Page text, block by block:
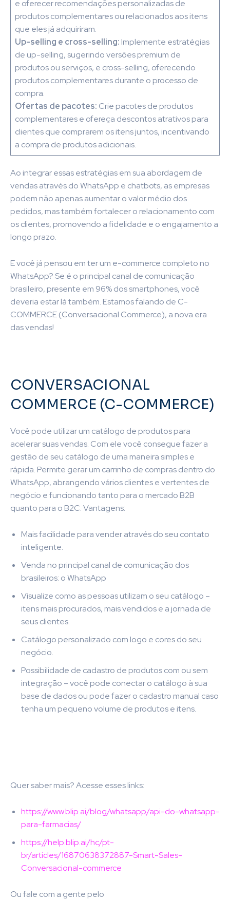
e oferecer recomendações personalizadas de
produtos complementares ou relacionados aos itens
que eles já adquiriram.
Up-selling e cross-selling: Implemente estratégias
de up-selling, sugerindo versões premium de
produtos ou serviços, e cross-selling, oferecendo
produtos complementares durante o processo de
compra.
Ofertas de pacotes: Crie pacotes de produtos
complementares e ofereça descontos atrativos para
clientes que comprarem os itens juntos, incentivando
a compra de produtos adicionais.
Ao integrar essas estratégias em sua abordagem de
vendas através do WhatsApp e chatbots, as empresas
podem não apenas aumentar o valor médio dos
pedidos, mas também fortalecer o relacionamento com
os clientes, promovendo a fidelidade e o engajamento a
longo prazo.
E você já pensou em ter um e-commerce completo no
WhatsApp? Se é o principal canal de comunicação
brasileiro, presente em 96% dos smartphones, você
deveria estar lá também. Estamos falando de C-
COMMERCE (Conversacional Commerce), a nova era
das vendas!
CONVERSACIONAL
COMMERCE (C-COMMERCE)
Você pode utilizar um catálogo de produtos para
acelerar suas vendas. Com ele você consegue fazer a
gestão de seu catálogo de uma maneira simples e
rápida. Permite gerar um carrinho de compras dentro do
WhatsApp, abrangendo vários clientes e vertentes de
negócio e funcionando tanto para o mercado B2B
quanto para o B2C. Vantagens:
Mais facilidade para vender através do seu contato
inteligente.
Venda no principal canal de comunicação dos
brasileiros: o WhatsApp
Visualize como as pessoas utilizam o seu catálogo –
itens mais procurados, mais vendidos e a jornada de
seus clientes.
Catálogo personalizado com logo e cores do seu
negócio.
Possibilidade de cadastro de produtos com ou sem
integração – você pode conectar o catálogo à sua
base de dados ou pode fazer o cadastro manual caso
tenha um pequeno volume de produtos e itens.
Quer saber mais? Acesse esses links:
https://www.blip.ai/blog/whatsapp/api-do-whatsapp-
para-farmacias/
https://help.blip.ai/hc/pt-
br/articles/16870638372887-Smart-Sales-
Conversacional-commerce
Ou fale com a gente pelo